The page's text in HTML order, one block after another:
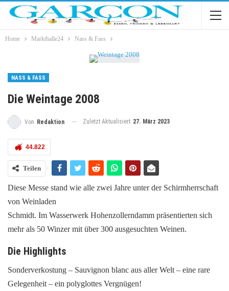
Home Markthalle24 Nass & Fass
NASS & FASS
Die Weintage 2008
Von Redaktion Zuletzt Aktualisiert 27. März 2023
44.822
Teilen
Diese Messe stand wie alle zwei Jahre unter der Schirmherrschaft
von Weinladen
Schmidt. Im Wasserwerk Hohenzollerndamm präsentierten sich
mehr als 50 Winzer mit über 300 ausgesuchten Weinen.
Die Highlights
Sonderverkostung – Sauvignon blanc aus aller Welt – eine rare
Gelegenheit – ein polyglottes Vergnügen!